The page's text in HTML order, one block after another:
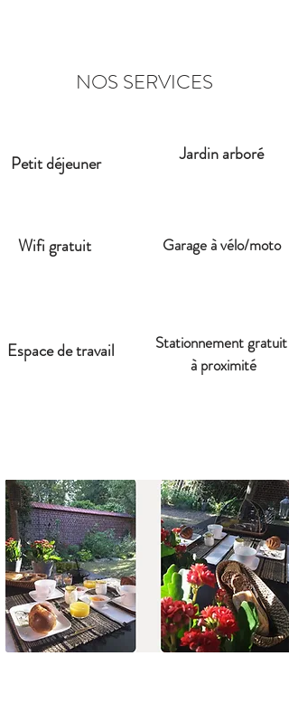
NOS SERVICES
Petit déjeuner Jardin arboré
Wifi gratuit Garage à vélo/moto
Espace de travail
Stationnement gratuit
à proximité